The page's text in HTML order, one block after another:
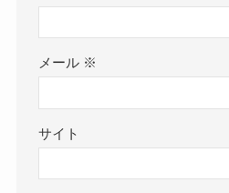
メール ※
サイト